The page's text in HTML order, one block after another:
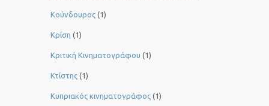
Κούνδουρος (1)
Κρίση (1)
Κριτική Κινηματογράφου (1)
Κτίστης (1)
Κυπριακός κινηματογράφος (1)